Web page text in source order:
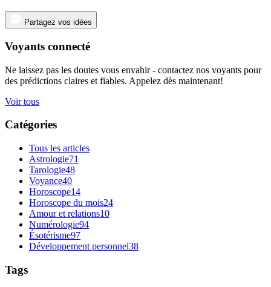
Partagez vos idées
Voyants connecté
Ne laissez pas les doutes vous envahir - contactez nos voyants pour
des prédictions claires et fiables. Appelez dès maintenant!
Voir tous
Catégories
Tous les articles
Astrologie71
Tarologie48
Voyance40
Horoscope14
Horoscope du mois24
Amour et relations10
Numérologie94
Ésotérisme97
Développement personnel38
Tags